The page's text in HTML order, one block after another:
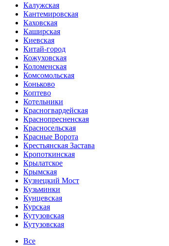
Калужская
Кантемировская
Каховская
Каширская
Киевская
Китай-город
Кожуховская
Коломенская
Комсомольская
Коньково
Коптево
Котельники
Красногвардейская
Краснопресненская
Красносельская
Красные Ворота
Крестьянская Застава
Кропоткинская
Крылатское
Крымская
Кузнецкий Мост
Кузьминки
Кунцевская
Курская
Кутузовская
Кутузовская
Все